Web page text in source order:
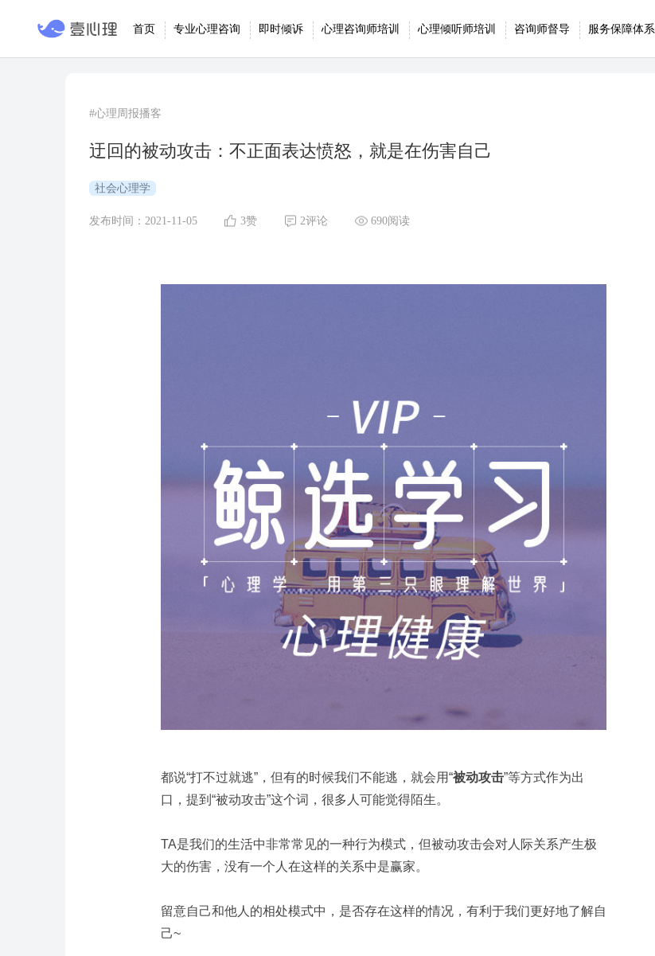
首页 专业心理咨询 即时倾诉 心理咨询师培训 心理倾听师培训 咨询师督导 服务保障体系
#心理周报播客
迂回的被动攻击：不正面表达愤怒，就是在伤害自己
社会心理学
发布时间：2021-11-05 3赞 2评论 690阅读
都说“打不过就逃”，但有的时候我们不能逃，就会用“被动攻击”等方式作为出
口，提到“被动攻击”这个词，很多人可能觉得陌生。
TA是我们的生活中非常常见的一种行为模式，但被动攻击会对人际关系产生极
大的伤害，没有一个人在这样的关系中是赢家。
留意自己和他人的相处模式中，是否存在这样的情况，有利于我们更好地了解自
己~